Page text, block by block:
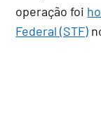
operação foi
Federal (STF)